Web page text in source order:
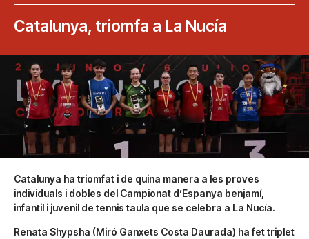
Catalunya, triomfa a La Nucía
Catalunya ha triomfat i de quina manera a les proves
individuals i dobles del Campionat d’Espanya benjamí,
infantil i juvenil de tennis taula que se celebra a La Nucía.
Renata Shypsha (Miró Ganxets Costa Daurada) ha fet triplet